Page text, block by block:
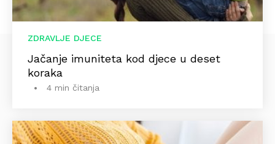
ZDRAVLJE DJECE
Jačanje imuniteta kod djece u deset
koraka
4 min čitanja